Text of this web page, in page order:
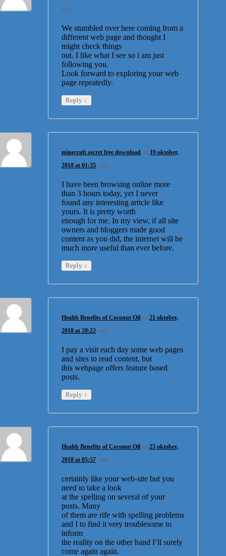
said:
We stumbled over here coming from a
different web page and thought I
might check things
out. I like what I see so i am just
following you.
Look forward to exploring your web
page repeatedly.
Reply ↓
minecraft secret free download on 19 oktober,
2018 at 01:35 said:
I have been browsing online more
than 3 hours today, yet I never
found any interesting article like
yours. It is pretty worth
enough for me. In my view, if all site
owners and bloggers made good
content as you did, the internet will be
much more useful than ever before.
Reply ↓
Health Benefits of Coconut Oil on21 oktober,
2018 at 20:22 said:
I pay a visit each day some web pages
and sites to read content, but
this webpage offers feature based
posts.
Reply ↓
Health Benefits of Coconut Oil on23 oktober,
2018 at 05:57 said:
certainly like your web-site but you
need to take a look
at the spelling on several of your
posts. Many
of them are rife with spelling problems
and I to find it very troublesome to
inform
the reality on the other hand I’ll surely
come again again.